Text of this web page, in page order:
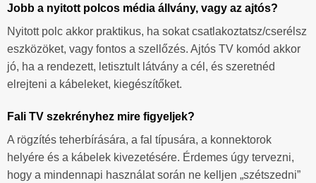
Jobb a nyitott polcos média állvány, vagy az ajtós?
Nyitott polc akkor praktikus, ha sokat csatlakoztatsz/cserélsz
eszközöket, vagy fontos a szellőzés. Ajtós TV komód akkor
jó, ha a rendezett, letisztult látvány a cél, és szeretnéd
elrejteni a kábeleket, kiegészítőket.
Fali TV szekrényhez mire figyeljek?
A rögzítés teherbírására, a fal típusára, a konnektorok
helyére és a kábelek kivezetésére. Érdemes úgy tervezni,
hogy a mindennapi használat során ne kelljen „szétszedni”